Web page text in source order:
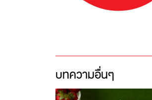
บทความอื่นๆ